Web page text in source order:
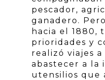
pescador,
ganadero.
hacia el 1880,
prioridades y
realizó viajes
abastecer a la
utensilios que